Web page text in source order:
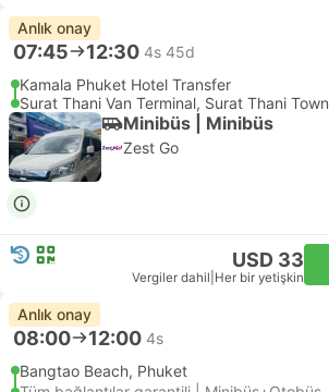
Anlık onay
07:45 12:30 4s 45d
Kamala Phuket Hotel Transfer
Surat Thani Van Terminal, Surat Thani Town
Minibüs | Minibüs
Zest Go
USD 33
Vergiler dahil Her bir yetişkin
Anlık onay
08:00 12:00 4s
Bangtao Beach, Phuket